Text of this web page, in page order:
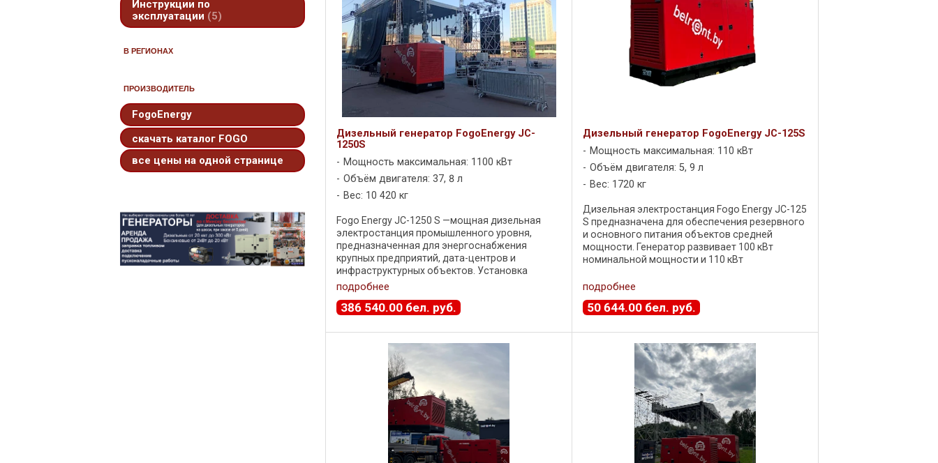
Инструкции по
эксплуатации
5
В РЕГИОНАХ
ПРОИЗВОДИТЕЛЬ
FogoEnergy
скачать каталог FOGO
все цены на одной странице
Дизельный генератор FogoEnergy JC-
1250S
Мощность максимальная: 1100 кВт
Объём двигателя: 37, 8 л
Вес: 10 420 кг
Fogo Energy JC-1250 S —мощная дизельная
электростанция промышленного уровня,
предназначенная для энергоснабжения
крупных предприятий, дата-центров и
инфраструктурных объектов. Установка
обеспечивает 1000 кВт номинальной
мощности и до 1100 кВт ...
подробнее
386 540.00 бел. руб.
Дизельный генератор FogoEnergy JC-125S
Мощность максимальная: 110 кВт
Объём двигателя: 5, 9 л
Вес: 1720 кг
Дизельная электростанция Fogo Energy JC-125
S предназначена для обеспечения резервного
и основного питания объектов средней
мощности. Генератор развивает 100 кВт
номинальной мощности и 110 кВт
решением для ...
подробнее
50 644.00бел. руб.